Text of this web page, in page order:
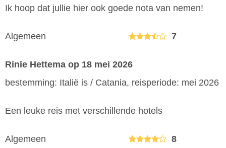
Ik hoop dat jullie hier ook goede nota van nemen!
Algemeen 7
Rinie Hettema op 18 mei 2026
bestemming: Italië is / Catania, reisperiode: mei 2026
Een leuke reis met verschillende hotels
Algemeen 8